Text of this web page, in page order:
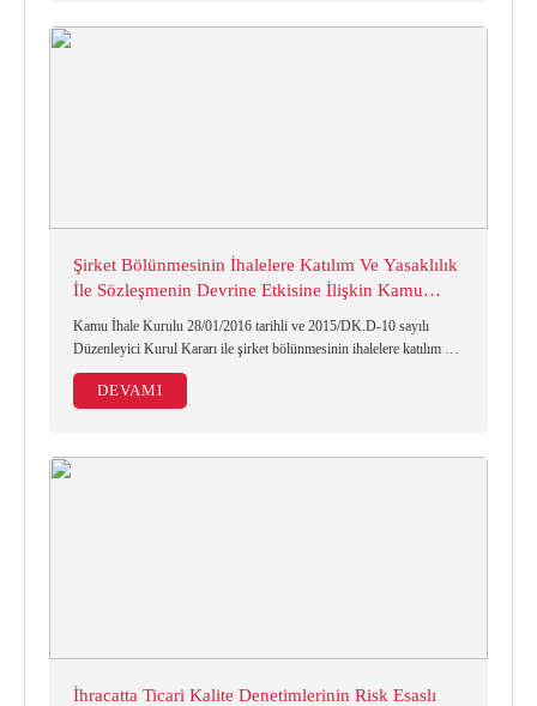
Şirket Bölünmesinin İhalelere Katılım Ve Yasaklılık
İle Sözleşmenin Devrine Etkisine İlişkin Kamu
İhale Kurulunun Yeni Düzenleyici Kararı
Kamu İhale Kurulu 28/01/2016 tarihli ve 2015/DK.D-10 sayılı
Düzenleyici Kurul Kararı ile şirket bölünmesinin ihalelere katılım ve
sözleşmenin devrine etkisini yeniden değerlendirilmiştir. Tekliflerin
değerlendirilmesi; isteklilerin yasaklılığı ve ihalelere katılımı;
DEVAMI
İhracatta Ticari Kalite Denetimlerinin Risk Esaslı